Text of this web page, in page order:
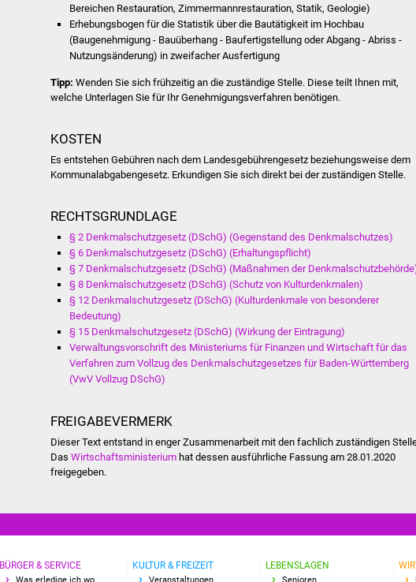
Bereichen Restauration, Zimmermannrestauration, Statik, Geologie)
Erhebungsbogen für die Statistik über die Bautätigkeit im Hochbau
(Baugenehmigung - Bauüberhang - Baufertigstellung oder Abgang - Abriss -
Nutzungsänderung) in zweifacher Ausfertigung
Tipp: Wenden Sie sich frühzeitig an die zuständige Stelle. Diese teilt Ihnen mit,
welche Unterlagen Sie für Ihr Genehmigungsverfahren benötigen.
KOSTEN
Es entstehen Gebühren nach dem Landesgebührengesetz beziehungsweise dem
Kommunalabgabengesetz. Erkundigen Sie sich direkt bei der zuständigen Stelle.
RECHTSGRUNDLAGE
§ 2 Denkmalschutzgesetz (DSchG) (Gegenstand des Denkmalschutzes)
§ 6 Denkmalschutzgesetz (DSchG) (Erhaltungspflicht)
§ 7 Denkmalschutzgesetz (DSchG) (Maßnahmen der
§ 8 Denkmalschutzgesetz (DSchG) (Schutz von Kulturdenkmalen)
§ 12 Denkmalschutzgesetz (DSchG) (Kulturdenkmale von besonderer
Bedeutung)
§ 15 Denkmalschutzgesetz (DSchG) (Wirkung der Eintragung)
Verwaltungsvorschrift des Ministeriums für Finanzen und Wirtschaft für das
Verfahren zum Vollzug des Denkmalschutzgesetzes für Baden-Württemberg
(VwV Vollzug DSchG)
FREIGABEVERMERK
Dieser Text entstand in enger Zusammenarbeit mit den fachlich zuständigen
Das Wirtschaftsministerium hat dessen ausführliche Fassung am 28.01.2020
freigegeben.
BÜRGER & SERVICE KULTUR & FREIZEIT LEBENSLAGEN